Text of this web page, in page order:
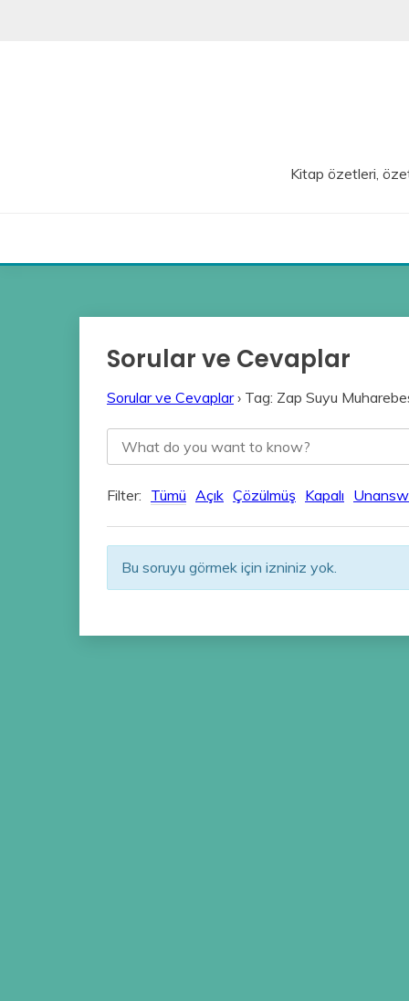
Kitap özetleri,
Sorular ve Cevaplar
Sorular ve Cevaplar› Tag: Zap Suyu
Filter: Tümü Açık Çözülmüş Kapalı
Bu soruyu görmek için izniniz yok.